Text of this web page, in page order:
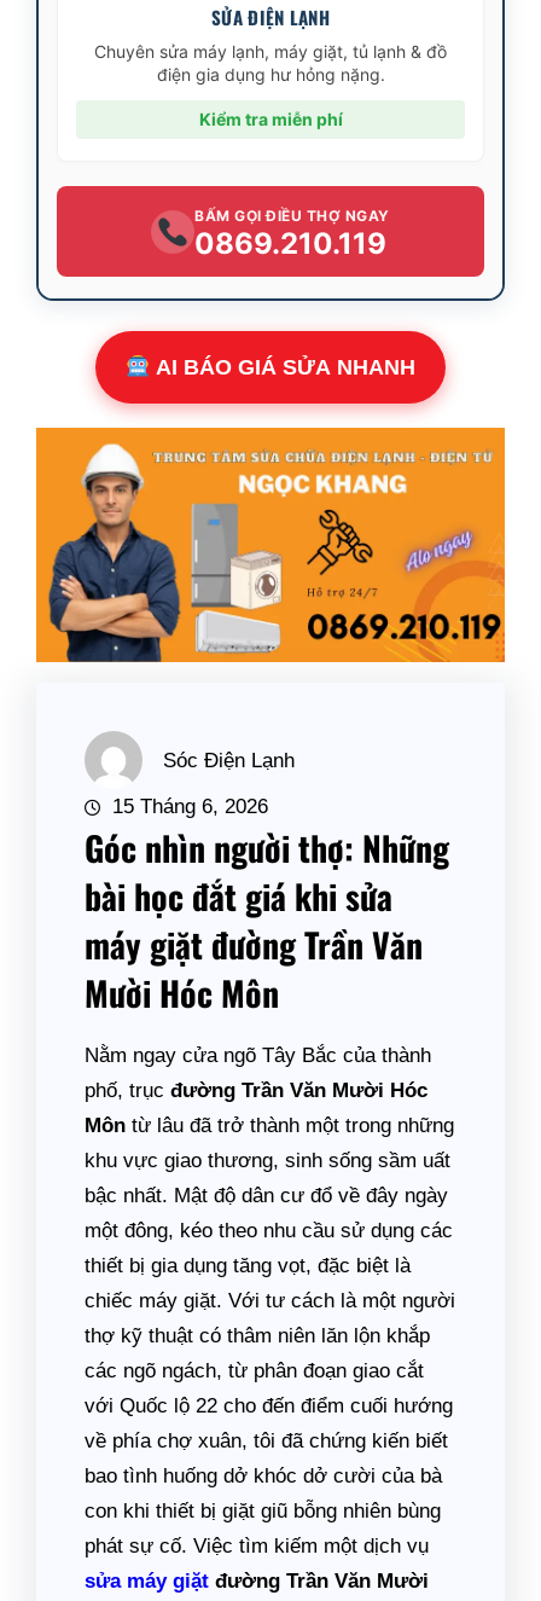
SỬA ĐIỆN LẠNH
Chuyên sửa máy lạnh, máy giặt, tủ lạnh & đồ
điện gia dụng hư hỏng nặng.
Kiểm tra miễn phí
BẤM GỌI ĐIỀU THỢ NGAY
0869.210.119
AI BÁO GIÁ SỬA NHANH
Sóc Điện Lạnh
15 Tháng 6, 2026
Góc nhìn người thợ: Những
bài học đắt giá khi sửa
máy giặt đường Trần Văn
Mười Hóc Môn
Nằm ngay cửa ngõ Tây Bắc của thành
phố, trục đường Trần Văn Mười Hóc
Môn từ lâu đã trở thành một trong những
khu vực giao thương, sinh sống sầm uất
bậc nhất. Mật độ dân cư đổ về đây ngày
một đông, kéo theo nhu cầu sử dụng các
thiết bị gia dụng tăng vọt, đặc biệt là
chiếc máy giặt. Với tư cách là một người
thợ kỹ thuật có thâm niên lăn lộn khắp
các ngõ ngách, từ phân đoạn giao cắt
với Quốc lộ 22 cho đến điểm cuối hướng
về phía chợ xuân, tôi đã chứng kiến biết
bao tình huống dở khóc dở cười của bà
con khi thiết bị giặt giũ bỗng nhiên bùng
phát sự cố. Việc tìm kiếm một dịch vụ
sửa máy giặt đường Trần Văn Mười